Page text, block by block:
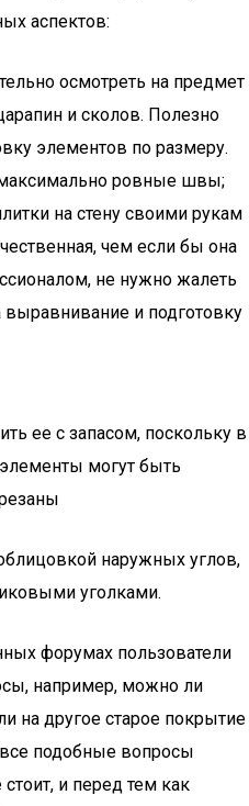
аспектов:
осмотреть на предмет
и сколов. Полезно
элементов по размеру.
максимально ровные швы;
на стену своими рукам
чем если бы она
не нужно жалеть
и подготовку
ее с запасом, поскольку в
могут быть
наружных углов,
уголками.
форумах пользователи
например, можно ли
на другое старое покрытие
подобные вопросы
и перед тем как